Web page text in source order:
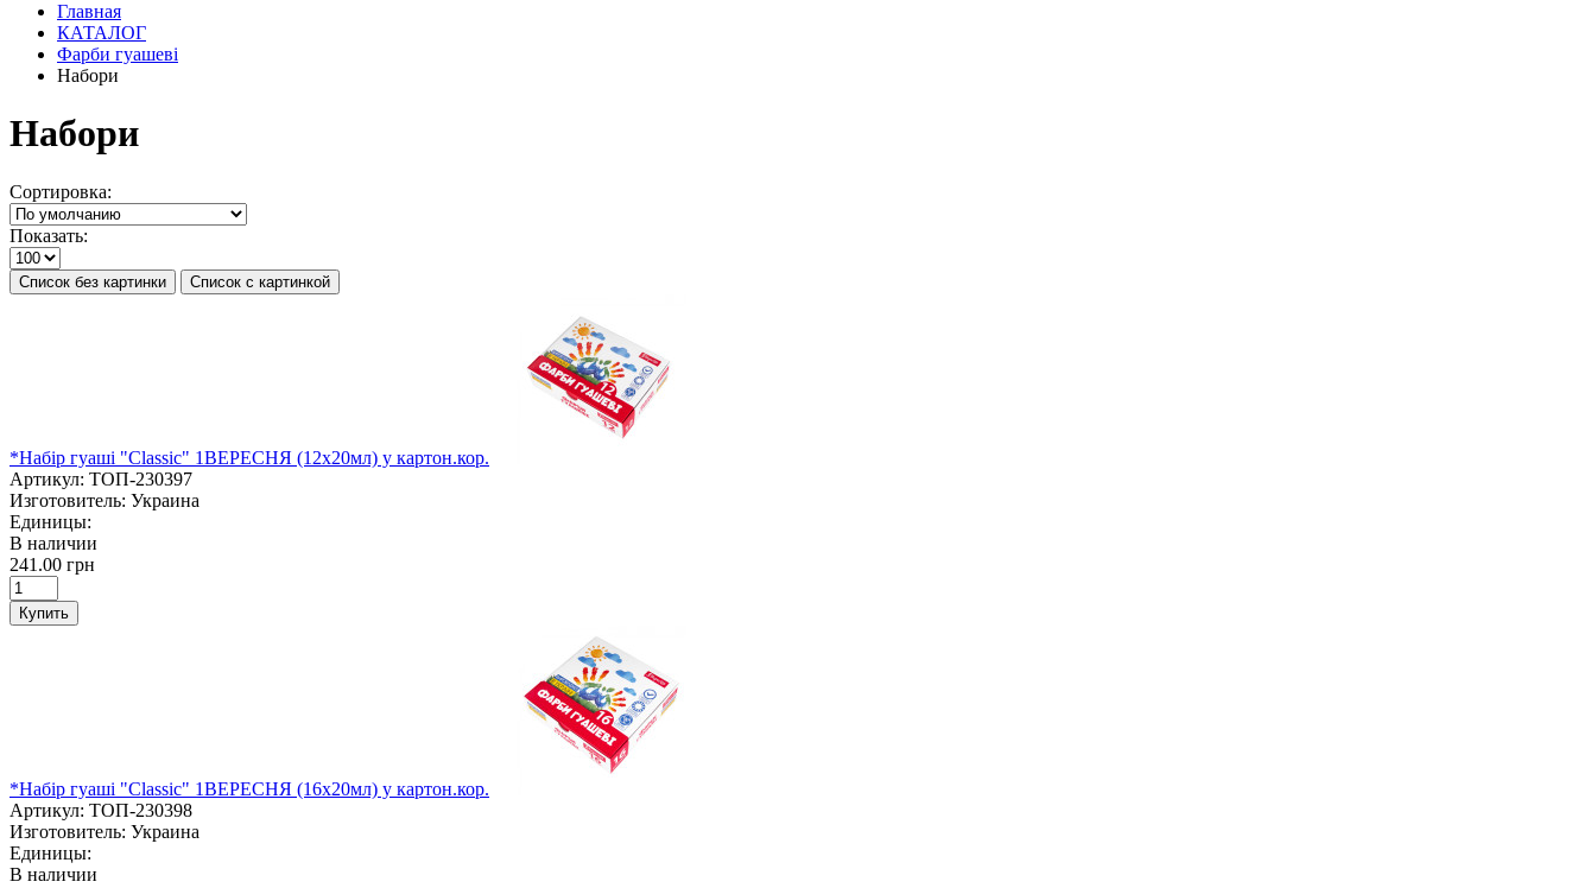
Главная
КАТАЛОГ
Фарби гуашеві
Набори
Набори
Сортировка:
Показать:
Список без картинки Список с картинкой
*Набір гуаші "Classic" 1ВЕРЕСНЯ (12х20мл) у картон.кор.
Артикул: ТОП-230397
Изготовитель: Украина
Единицы:
В наличии
241.00 грн
Купить
*Набір гуаші "Classic" 1ВЕРЕСНЯ (16х20мл) у картон.кор.
Артикул: ТОП-230398
Изготовитель: Украина
Единицы:
В наличии